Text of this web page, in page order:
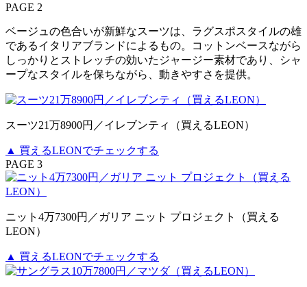
PAGE 2
ベージュの色合いが新鮮なスーツは、ラグスポスタイルの雄
であるイタリアブランドによるもの。コットンベースながら
しっかりとストレッチの効いたジャージー素材であり、シャ
ープなスタイルを保ちながら、動きやすさを提供。
スーツ21万8900円／イレブンティ（買えるLEON）
▲ 買えるLEONでチェックする
PAGE 3
ニット4万7300円／ガリア ニット プロジェクト（買える
LEON）
▲ 買えるLEONでチェックする